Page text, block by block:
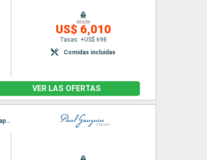
desde
US$ 6,010
Tasas: +US$ 698
Comidas incluidas
VER LAS OFERTAS
Itinerario : Papeete, Fakarava, Rangiroa, Huahine, Bora Bora, Raiatea, Motu Mahana, Moorea, Papeete